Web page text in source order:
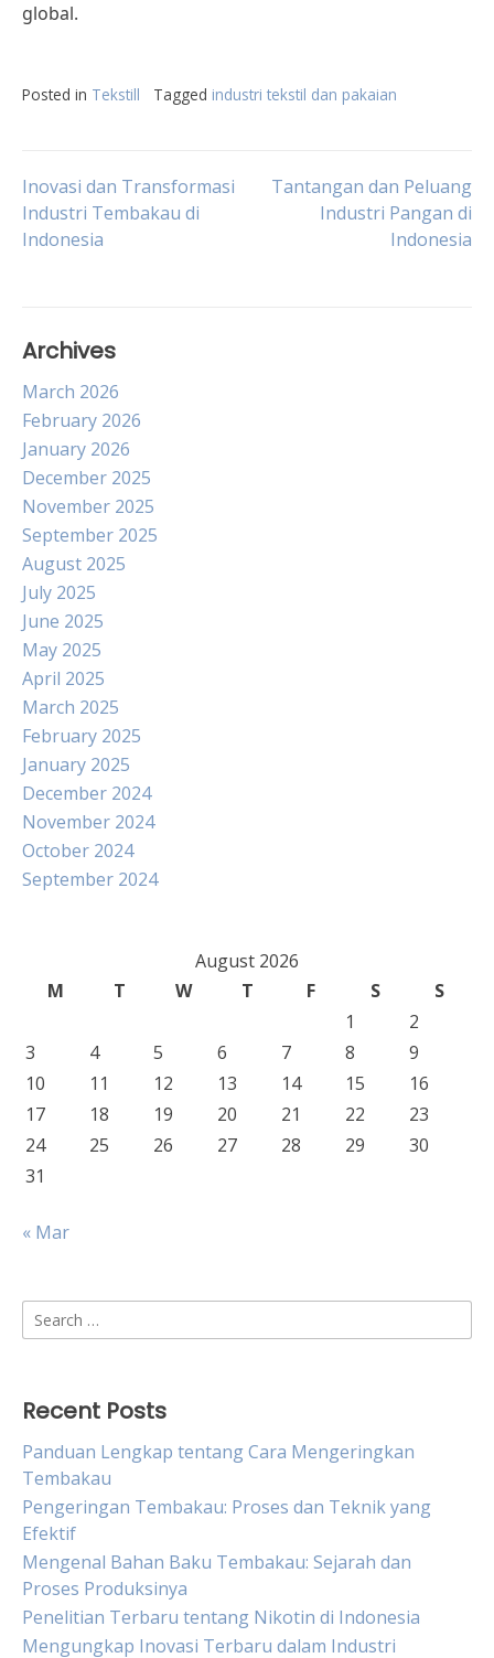
global.
Posted in Tekstill Tagged industri tekstil dan pakaian
Post
navigation
Inovasi dan Transformasi
Industri Tembakau di
Indonesia
Tantangan dan Peluang
Industri Pangan di
Indonesia
Archives
March 2026
February 2026
January 2026
December 2025
November 2025
September 2025
August 2025
July 2025
June 2025
May 2025
April 2025
March 2025
February 2025
January 2025
December 2024
November 2024
October 2024
September 2024
August 2026
M
T W T F S
S
1
2
3
4 5 6 7 8
9
10
11 12 13 14 15
16
17
18 19 20 21 22
23
24
25 26 27 28 29
30
31
« Mar
Search
for:
Recent Posts
Panduan Lengkap tentang Cara Mengeringkan
Tembakau
Pengeringan Tembakau: Proses dan Teknik yang
Efektif
Mengenal Bahan Baku Tembakau: Sejarah dan
Proses Produksinya
Penelitian Terbaru tentang Nikotin di Indonesia
Mengungkap Inovasi Terbaru dalam Industri